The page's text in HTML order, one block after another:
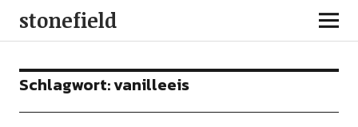
stonefield
Schlagwort:vanilleeis